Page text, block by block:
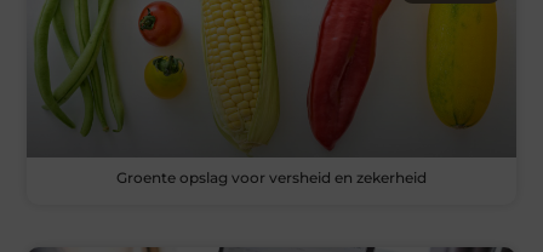
Groente opslag voor versheid en zekerheid